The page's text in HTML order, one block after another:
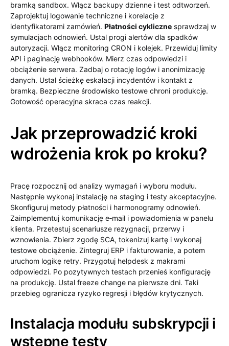
bramką sandbox. Włącz backupy dzienne i test odtworzeń.
Zaprojektuj logowanie techniczne i korelacje z
identyfikatorami zamówień. Płatności cykliczne sprawdzaj w
symulacjach odnowień. Ustal progi alertów dla spadków
autoryzacji. Włącz monitoring CRON i kolejek. Przewiduj limity
API i paginację webhooków. Mierz czas odpowiedzi i
obciążenie serwera. Zadbaj o rotację logów i anonimizację
danych. Ustal ścieżkę eskalacji incydentów i kontakt z
bramką. Bezpieczne środowisko testowe chroni produkcję.
Gotowość operacyjna skraca czas reakcji.
Jak przeprowadzić kroki
wdrożenia krok po kroku?
Pracę rozpocznij od analizy wymagań i wyboru modułu.
Następnie wykonaj instalację na staging i testy akceptacyjne.
Skonfiguruj metody płatności i harmonogramy odnowień.
Zaimplementuj komunikację e‑mail i powiadomienia w panelu
klienta. Przetestuj scenariusze rezygnacji, przerwy i
wznowienia. Zbierz zgodę SCA, tokenizuj kartę i wykonaj
testowe obciążenie. Zintegruj ERP i fakturowanie, a potem
uruchom logikę retry. Przygotuj helpdesk z makrami
odpowiedzi. Po pozytywnych testach przenieś konfigurację
na produkcję. Ustal freeze change na pierwsze dni. Taki
przebieg ogranicza ryzyko regresji i błędów krytycznych.
Instalacja modułu subskrypcji i
wstępne testy